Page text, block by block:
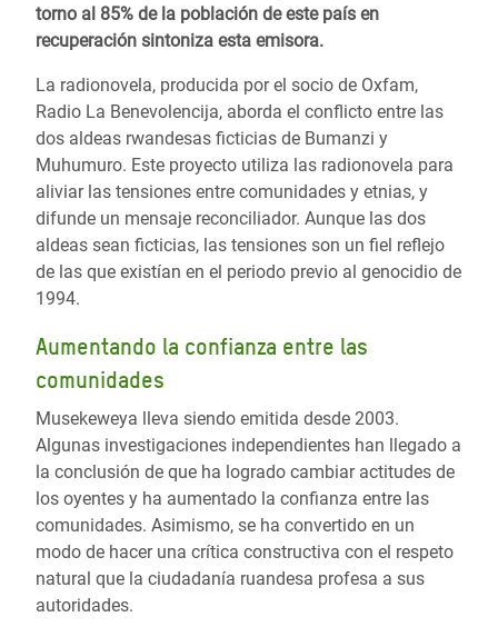
torno al 85% de la población de este país en
recuperación sintoniza esta emisora.
La radionovela, producida por el socio de Oxfam,
Radio La Benevolencija, aborda el conflicto entre las
dos aldeas rwandesas ficticias de Bumanzi y
Muhumuro. Este proyecto utiliza las radionovela para
aliviar las tensiones entre comunidades y etnias, y
difunde un mensaje reconciliador. Aunque las dos
aldeas sean ficticias, las tensiones son un fiel reflejo
de las que existían en el periodo previo al genocidio de
1994.
Aumentando la confianza entre las
comunidades
Musekeweya lleva siendo emitida desde 2003.
Algunas investigaciones independientes han llegado a
la conclusión de que ha logrado cambiar actitudes de
los oyentes y ha aumentado la confianza entre las
comunidades. Asimismo, se ha convertido en un
modo de hacer una crítica constructiva con el respeto
natural que la ciudadanía ruandesa profesa a sus
autoridades.